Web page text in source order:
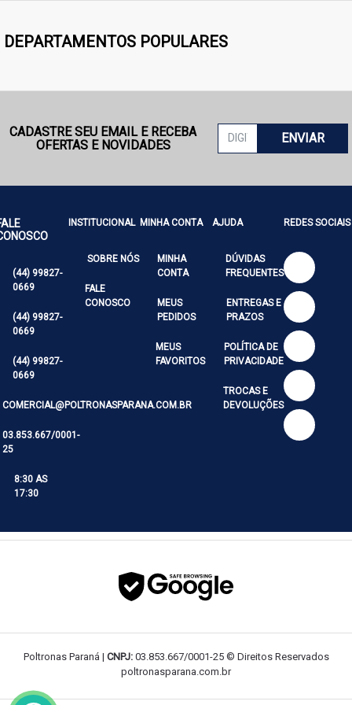
DEPARTAMENTOS POPULARES
CADASTRE SEU EMAIL E RECEBA
OFERTAS E NOVIDADES
ENVIAR
(44) 99827-
0669
(44) 99827-
0669
(44) 99827-
0669
COMERCIAL@POLTRONASPARANA.COM.BR
03.853.667/0001-
25
8:30 AS
17:30
INSTITUCIONAL
SOBRE NÓS
FALE
CONOSCO
MINHA CONTA
MINHA
CONTA
MEUS
PEDIDOS
MEUS
FAVORITOS
AJUDA
DÚVIDAS
FREQUENTES
ENTREGAS E
PRAZOS
POLÍTICA DE
PRIVACIDADE
TROCAS E
DEVOLUÇÕES
REDES SOCIAIS
Poltronas Paraná | CNPJ:03.853.667/0001-25 © Direitos Reservados
poltronasparana.com.br